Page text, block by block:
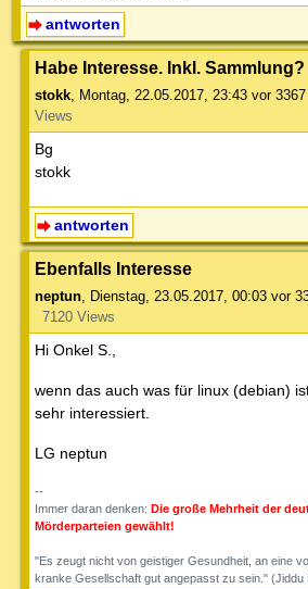
antworten
Habe Interesse. Inkl. Sammlung?
stokk, Montag, 22.05.2017, 23:43 vor
Views
Bg
stokk
antworten
Ebenfalls Interesse
neptun, Dienstag, 23.05.2017, 00:03 vor
7120 Views
Hi Onkel S.,
wenn das auch was für linux (debian)
sehr interessiert.
LG neptun
--
Immer daran denken: Die große Mehrheit der
Mörderparteien gewählt!
"Es zeugt nicht von geistiger Gesundheit, an eine
kranke Gesellschaft gut angepasst zu sein." (Jiddu